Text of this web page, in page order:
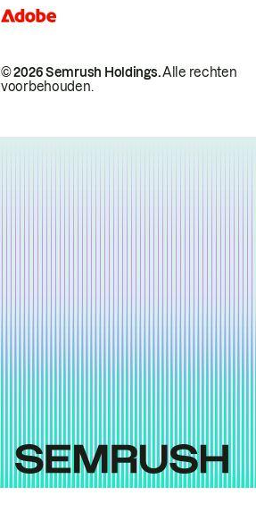
© 2026 Semrush Holdings.Alle rechten
voorbehouden.